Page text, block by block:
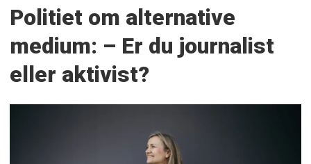
Politiet om alternative
medium: – Er du journalist
eller aktivist?